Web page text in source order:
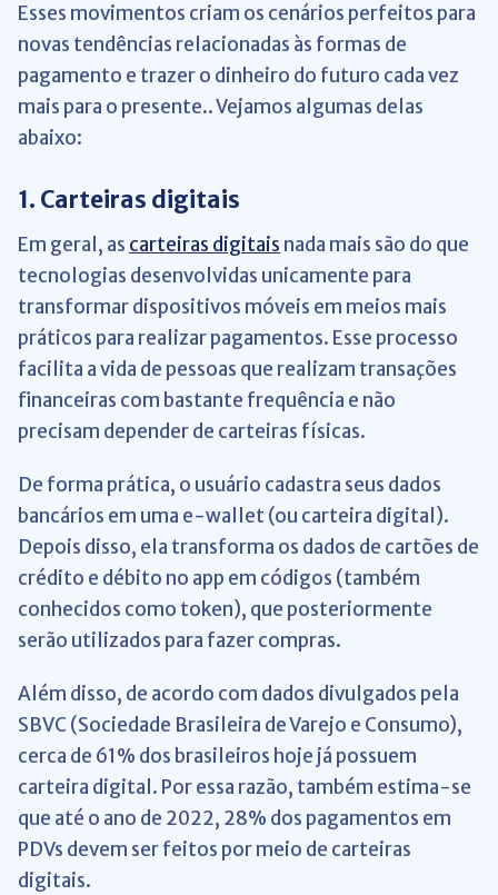
Esses movimentos criam os cenários perfeitos para
novas tendências relacionadas às formas de
pagamento e trazer o dinheiro do futuro cada vez
mais para o presente.. Vejamos algumas delas
abaixo:
1. Carteiras digitais
Em geral, as carteiras digitais nada mais são do que
tecnologias desenvolvidas unicamente para
transformar dispositivos móveis em meios mais
práticos para realizar pagamentos. Esse processo
facilita a vida de pessoas que realizam transações
financeiras com bastante frequência e não
precisam depender de carteiras físicas.
De forma prática, o usuário cadastra seus dados
bancários em uma e-wallet (ou carteira digital).
Depois disso, ela transforma os dados de cartões de
crédito e débito no app em códigos (também
conhecidos como token), que posteriormente
serão utilizados para fazer compras.
Além disso, de acordo com dados divulgados pela
SBVC (Sociedade Brasileira de Varejo e Consumo),
cerca de 61% dos brasileiros hoje já possuem
carteira digital. Por essa razão, também estima-se
que até o ano de 2022, 28% dos pagamentos em
PDVs devem ser feitos por meio de carteiras
digitais.